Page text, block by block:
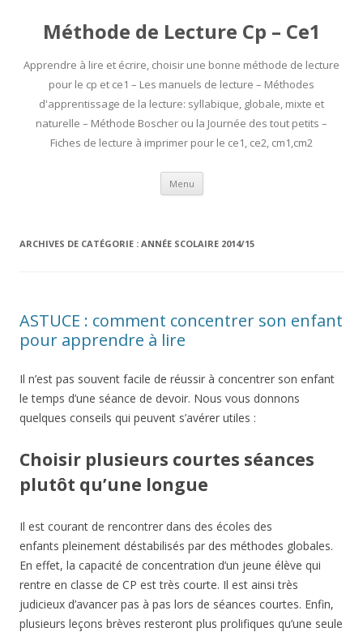
Méthode de Lecture Cp – Ce1
Apprendre à lire et écrire, choisir une bonne méthode de lecture
pour le cp et ce1 – Les manuels de lecture – Méthodes
d'apprentissage de la lecture: syllabique, globale, mixte et
naturelle – Méthode Boscher ou la Journée des tout petits –
Fiches de lecture à imprimer pour le ce1, ce2, cm1,cm2
Menu Aller
contenu
ARCHIVES DE CATÉGORIE : ANNÉE SCOLAIRE 2014/15
ASTUCE : comment concentrer son enfant
pour apprendre à lire
Il n’est pas souvent facile de réussir à concentrer son enfant
le temps d’une séance de devoir. Nous vous donnons
quelques conseils qui peuvent s’avérer utiles :
Choisir plusieurs courtes séances
plutôt qu’une longue
Il est courant de rencontrer dans des écoles des
enfants pleinement déstabilisés par des méthodes globales.
En effet, la capacité de concentration d’un jeune élève qui
rentre en classe de CP est très courte. Il est ainsi très
judicieux d’avancer pas à pas lors de séances courtes. Enfin,
plusieurs leçons brèves resteront plus prolifiques qu’une seule